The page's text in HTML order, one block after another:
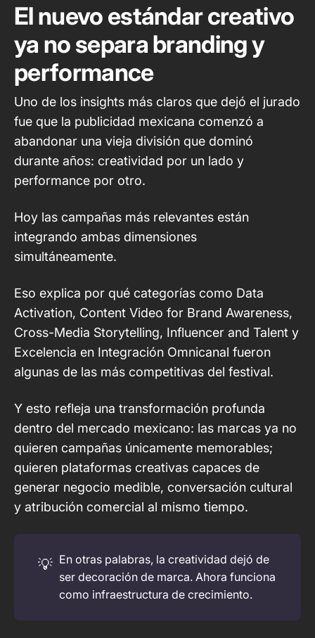
El nuevo estándar creativo
ya no separa branding y
performance
Uno de los insights más claros que dejó el jurado
fue que la publicidad mexicana comenzó a
abandonar una vieja división que dominó
durante años: creatividad por un lado y
performance por otro.
Hoy las campañas más relevantes están
integrando ambas dimensiones
simultáneamente.
Eso explica por qué categorías como Data
Activation, Content Video for Brand Awareness,
Cross-Media Storytelling, Influencer and Talent y
Excelencia en Integración Omnicanal fueron
algunas de las más competitivas del festival.
Y esto refleja una transformación profunda
dentro del mercado mexicano: las marcas ya no
quieren campañas únicamente memorables;
quieren plataformas creativas capaces de
generar negocio medible, conversación cultural
y atribución comercial al mismo tiempo.
💡 En otras palabras, la creatividad dejó de
ser decoración de marca. Ahora funciona
como infraestructura de crecimiento.